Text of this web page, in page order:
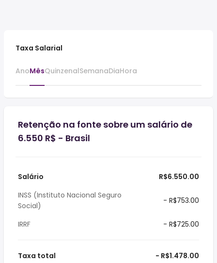
Taxa Salarial
AnoMêsQuinzenalSemanaDiaHora
Retenção na fonte sobre um salário de
6.550 R$ - Brasil
Salário
R$6.550.00
INSS (Instituto Nacional Seguro
Social)
- R$753.00
IRRF - R$725.00
Taxa total - R$1.478.00